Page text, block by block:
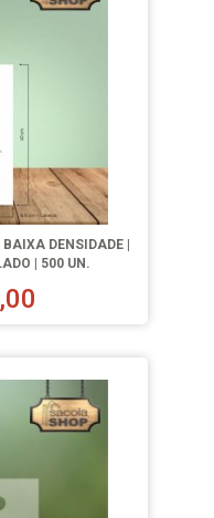
DENSIDADE |
| 500 UN.